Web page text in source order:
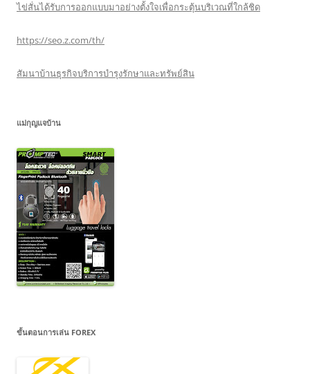
ไข่สั่นได้รับการออกแบบมาอย่างตั้งใจเพื่อกระตุ้นบริเวณที่ใกล้ชิด
https://seo.z.com/th/
สัมนาบ้านธุรกิจบริการบำรุงรักษาและทรัพย์สิน
แม่กุญแจบ้าน
ขั้นตอนการเล่น FOREX